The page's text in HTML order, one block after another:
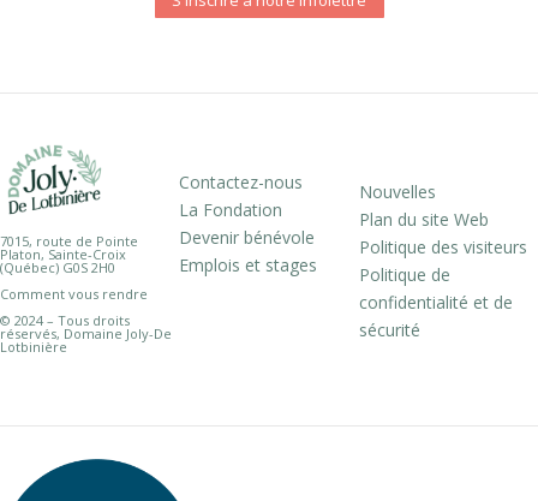
7015, route de Pointe
Platon, Sainte-Croix
(Québec) G0S 2H0
Comment vous rendre
© 2024 – Tous droits
réservés, Domaine Joly-De
Lotbinière
Contactez-nous
La Fondation
Devenir bénévole
Emplois et stages
Nouvelles
Plan du site Web
Politique des visiteurs
Politique de
confidentialité et de
sécurité